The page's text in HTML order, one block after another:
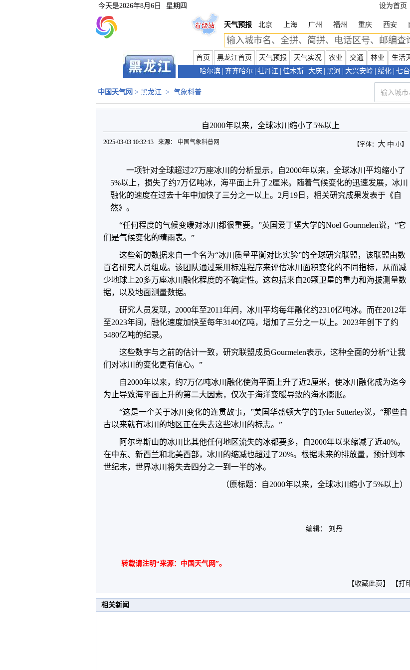
今天是2026年8月6日 星期四 设为首页
天气预报
北京 上海 广州 福州 重庆 西安
首页 黑龙江首页 天气预报 天气实况 农业 交通 林业 生活
哈尔滨 齐齐哈尔 牡丹江 佳木斯 大庆 黑河 大兴安岭 绥化 七台
中国天气网 > 黑龙江 > 气象科普
自2000年以来，全球冰川缩小了5%以上
【字体： 大 中 小】
2025-03-03 10:32:13 来源： 中国气象科普网
一项针对全球超过27万座冰川的分析显示，自2000年以来，全球冰川平均缩小了
5%以上，损失了约7万亿吨冰，海平面上升了2厘米。随着气候变化的迅速发展，冰川
融化的速度在过去十年中加快了三分之一以上。2月19日，相关研究成果发表于《自
然》。
“任何程度的气候变暖对冰川都很重要。”英国爱丁堡大学的Noel Gourmelen说，“它
们是气候变化的晴雨表。”
这些新的数据来自一个名为“冰川质量平衡对比实验”的全球研究联盟，该联盟由数
百名研究人员组成。该团队通过采用标准程序来评估冰川面积变化的不同指标，从而减
少地球上20多万座冰川融化程度的不确定性。这包括来自20颗卫星的重力和海拔测量数
据，以及地面测量数据。
研究人员发现，2000年至2011年间，冰川平均每年融化约2310亿吨冰。而在2012年
至2023年间，融化速度加快至每年3140亿吨，增加了三分之一以上。2023年创下了约
5480亿吨的纪录。
这些数字与之前的估计一致，研究联盟成员Gourmelen表示，这种全面的分析“让我
们对冰川的变化更有信心。”
自2000年以来，约7万亿吨冰川融化使海平面上升了近2厘米，使冰川融化成为迄今
为止导致海平面上升的第二大因素，仅次于海洋变暖导致的海水膨胀。
“这是一个关于冰川变化的连贯故事，”美国华盛顿大学的Tyler Sutterley说，“那些自
古以来就有冰川的地区正在失去这些冰川的标志。”
阿尔卑斯山的冰川比其他任何地区流失的冰都要多，自2000年以来缩减了近40%。
在中东、新西兰和北美西部，冰川的缩减也超过了20%。根据未来的排放量，预计到本
世纪末，世界冰川将失去四分之一到一半的冰。
（原标题：自2000年以来，全球冰川缩小了5%以上）
编辑： 刘丹
转载请注明“来源：中国天气网”。
【收藏此页 】 【打
相关新闻